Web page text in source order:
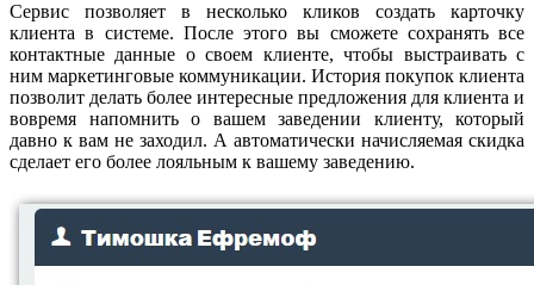
Сервис позволяет в несколько кликов создать карточку
клиента в системе. После этого вы сможете сохранять все
контактные данные о своем клиенте, чтобы выстраивать с
ним маркетинговые коммуникации. История покупок клиента
позволит делать более интересные предложения для клиента и
вовремя напомнить о вашем заведении клиенту, который
давно к вам не заходил. А автоматически начисляемая скидка
сделает его более лояльным к вашему заведению.